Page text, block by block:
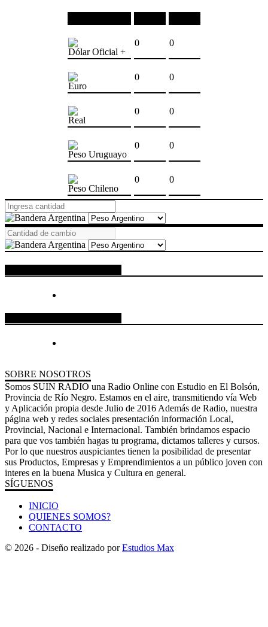
Dólar Oficial +
0 0
Euro
0 0
Real
0 0
Peso Uruguayo
0 0
Peso Chileno
0 0
SOBRE NOSOTROS
Somos SUIN RADIO una Radio Online con Estudio en El Bolsón,
Provincia de Río Negro. Estamos en el aire, transmitiendo vía Web
y Aplicación propia desde Julio de 2016 Además de Radio, nuestra
página web y redes sociales presentación información Local,
Provincial, Nacional e Internacional. También brindamos espacio
para que vos también hagas tu programa, dictamos talleres y cursos.
Por lo que nuestros auspiciantes tienen la posibilidad de presentar
sus Productos, Empresas y Emprendimientos a un público joven con
interes en la buena Musica y Cultura en general.
SÍGUENOS
INICIO
QUIENES SOMOS?
CONTACTO
© 2026 - Diseño realizado porEstudios Max